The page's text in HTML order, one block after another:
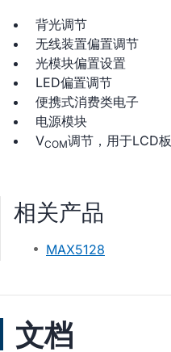
背光调节
无线装置偏置调节
光模块偏置设置
LED偏置调节
便携式消费类电子
电源模块
VCOM调节，用于LCD板
相关产品
MAX5128
文档